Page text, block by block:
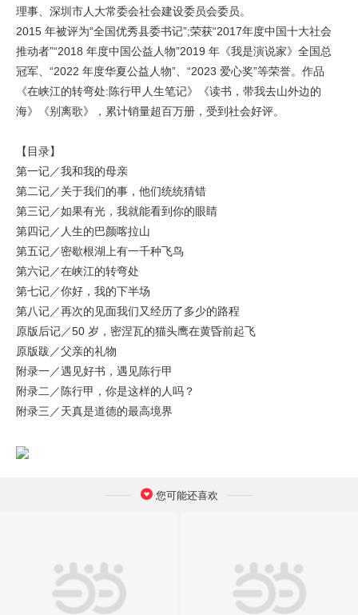
理事、深圳市人大常委会社会建设委员会委员。
2015 年被评为“全国优秀县委书记”;荣获“2017年度中国十大社会
推动者”“2018 年度中国公益人物”2019 年《我是演说家》全国总
冠军、“2022 年度华夏公益人物”、“2023 爱心奖”等荣誉。作品
《在峡江的转弯处:陈行甲人生笔记》《读书，带我去山外边的
海》《别离歌》，累计销量超百万册，受到社会好评。
【目录】
第一记／我和我的母亲
第二记／关于我们的事，他们统统猜错
第三记／如果有光，我就能看到你的眼睛
第四记／人生的巴颜喀拉山
第五记／密歇根湖上有一千种飞鸟
第六记／在峡江的转弯处
第七记／你好，我的下半场
第八记／再次的见面我们又经历了多少的路程
原版后记／50 岁，密涅瓦的猫头鹰在黄昏前起飞
原版跋／父亲的礼物
附录一／遇见好书，遇见陈行甲
附录二／陈行甲，你是这样的人吗？
附录三／天真是道德的最高境界
您可能还喜欢